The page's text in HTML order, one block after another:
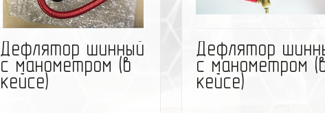
избранное сравнить
Дефлятор шинный
с манометром (в
кейсе)
Дефлятор
с манометром
кейсе)